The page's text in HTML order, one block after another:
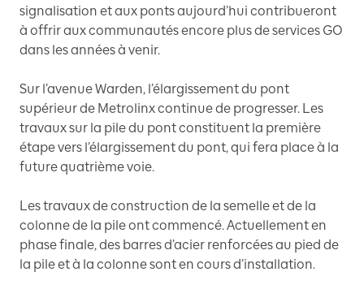
signalisation et aux ponts aujourd’hui contribueront
à offrir aux communautés encore plus de services GO
dans les années à venir.
Sur l’avenue Warden, l’élargissement du pont
supérieur de Metrolinx continue de progresser. Les
travaux sur la pile du pont constituent la première
étape vers l’élargissement du pont, qui fera place à la
future quatrième voie.
Les travaux de construction de la semelle et de la
colonne de la pile ont commencé. Actuellement en
phase finale, des barres d’acier renforcées au pied de
la pile et à la colonne sont en cours d’installation.